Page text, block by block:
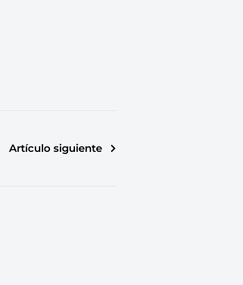
Artículo siguiente